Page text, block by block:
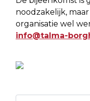
noodzakelijk,
organisatie wel
info@talma-